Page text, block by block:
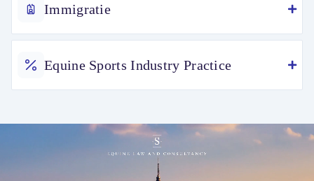
Immigratie
Equine Sports Industry Practice